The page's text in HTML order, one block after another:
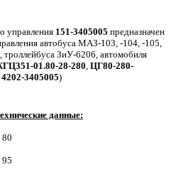
управления 151-3405005 предназначен
автобуса МАЗ-103, -104, -105,
ЗиУ-6206, автомобиля
01.80-28-280 ЦГ80-280-
4202-3405005)
данные:
80
95